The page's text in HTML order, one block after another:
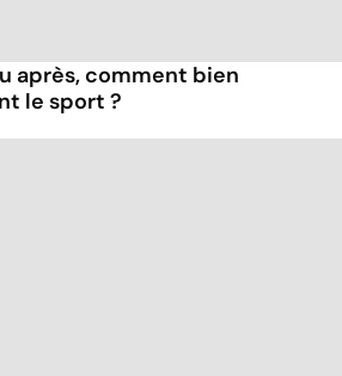
après, comment bien
le sport ?